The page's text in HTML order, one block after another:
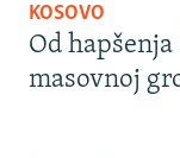
KOSOVO
Od
masovnoj